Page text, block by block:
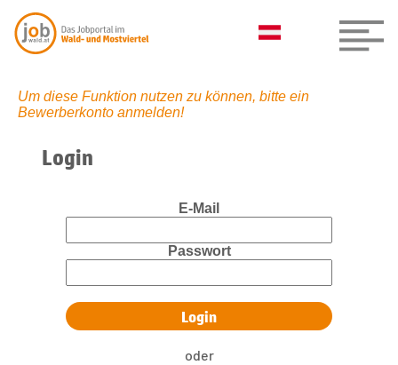
Um diese Funktion nutzen zu können, bitte ein
Bewerberkonto anmelden!
Login
E-Mail
Passwort
oder